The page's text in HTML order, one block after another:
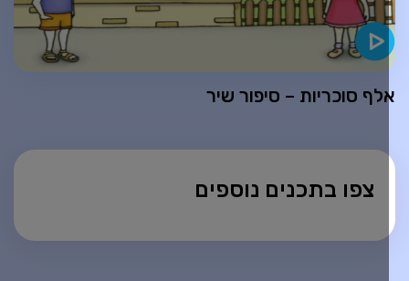
צפו בתכנים נוספים
סוכריות – סיפור שיר